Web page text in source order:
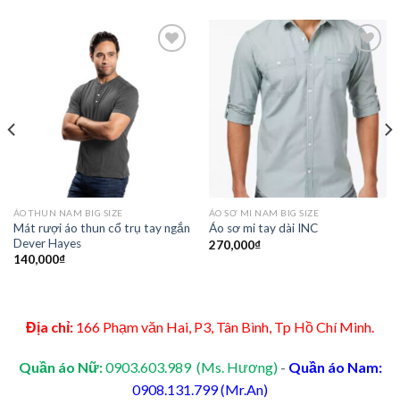
ÁO THUN NAM BIG SIZE
Mát rượi áo thun cổ trụ tay ngắn
Dever Hayes
140,000₫
Add to
Wishlist
ÁO SƠ MI NAM BIG SIZE
Áo sơ mi tay dài INC
270,000₫
Địa chỉ: 166 Phạm văn Hai, P3, Tân Bình, Tp Hồ Chí Minh.
Quần áo Nữ:0903.603.989 (Ms. Hương) - Quần áo Nam:
0908.131.799 (Mr.An)